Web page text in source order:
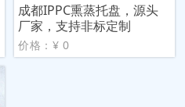
成都IPPC熏蒸托盘，源头
厂家，支持非标定制
价格：¥ 0